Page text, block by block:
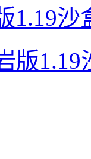
1.19沙
版